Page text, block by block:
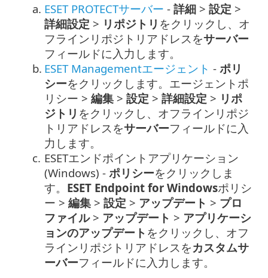
a. ESET PROTECTサーバー - 詳細 > 設定 >
詳細設定 > リポジトリ をクリックし、オ
フラインリポジトリアドレスをサーバー
フィールドに入力します。
b. ESET Managementエージェント - ポリ
シーをクリックします。エージェントポ
リシー > 編集 > 設定 > 詳細設定 > リポ
ジトリ をクリックし、オフラインリポジ
トリアドレスをサーバーフィールドに入
力します。
c. ESETエンドポイントアプリケーション
(Windows) - ポリシーをクリックしま
す。 ESET Endpoint for Windowsポリシ
ー > 編集 > 設定 > アップデート > プロ
ファイル> アップデート > アプリケーシ
ョンのアップデート をクリックし、オフ
ラインリポジトリアドレスをカスタムサ
ーバーフィールドに入力します。